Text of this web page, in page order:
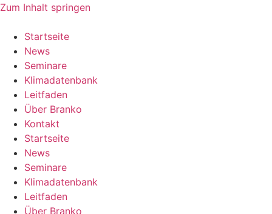
Zum Inhalt springen
Startseite
News
Seminare
Klimadatenbank
Leitfaden
Über Branko
Kontakt
Startseite
News
Seminare
Klimadatenbank
Leitfaden
Über Branko